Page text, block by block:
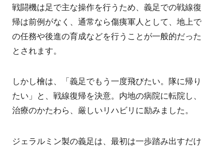
戦闘機は足で主な操作を行うため、義足での戦線復
帰は前例がなく、通常なら傷痍軍人として、地上で
の任務や後進の育成などを行うことが一般的だった
とされます。
しかし檜は、「義足でもう一度飛びたい。隊に帰り
たい」と、戦線復帰を決意。内地の病院に転院し、
治療のかたわら、厳しいリハビリに励みました。
ジェラルミン製の義足は、最初は一歩踏み出すだけ